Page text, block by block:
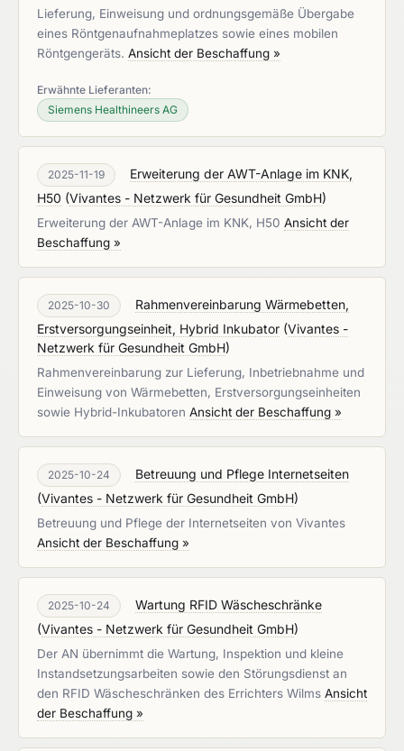
Lieferung, Einweisung und ordnungsgemäße Übergabe
eines Röntgenaufnahmeplatzes sowie eines mobilen
Röntgengeräts. Ansicht der Beschaffung »
Erwähnte Lieferanten:
Siemens Healthineers AG
2025-11-19
Erweiterung der AWT-Anlage im KNK,
H50 (Vivantes - Netzwerk für Gesundheit GmbH)
Erweiterung der AWT-Anlage im KNK, H50 Ansicht der
Beschaffung »
2025-10-30
Rahmenvereinbarung Wärmebetten,
Erstversorgungseinheit, Hybrid Inkubator (Vivantes -
Netzwerk für Gesundheit GmbH)
Rahmenvereinbarung zur Lieferung, Inbetriebnahme und
Einweisung von Wärmebetten, Erstversorgungseinheiten
sowie Hybrid-Inkubatoren Ansicht der Beschaffung »
2025-10-24
Betreuung und Pflege Internetseiten
(Vivantes - Netzwerk für Gesundheit GmbH)
Betreuung und Pflege der Internetseiten von Vivantes
Ansicht der Beschaffung »
2025-10-24
Wartung RFID Wäscheschränke
(Vivantes - Netzwerk für Gesundheit GmbH)
Der AN übernimmt die Wartung, Inspektion und kleine
Instandsetzungsarbeiten sowie den Störungsdienst an
den RFID Wäscheschränken des Errichters Wilms Ansicht
der Beschaffung »